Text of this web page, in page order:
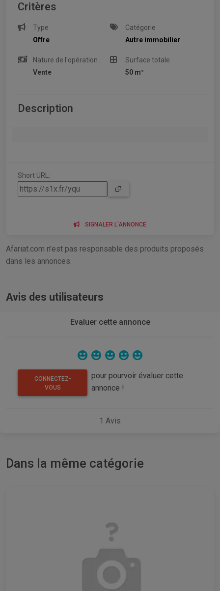
Critères
Type
Offre
Catégorie
Autre immobilier
Nature de l'opération
Vente
Surface totale
50 m²
Description
Short URL:
SIGNALER L'ANNONCE
Afariat.com n'est pas responsable des produits proposés
dans les annonces.
Avis des utilisateurs
Evaluer cette annonce
CONNECTEZ-
VOUS
pour pourvoir évaluer cette
annonce !
1 Avis
Dans la même catégorie